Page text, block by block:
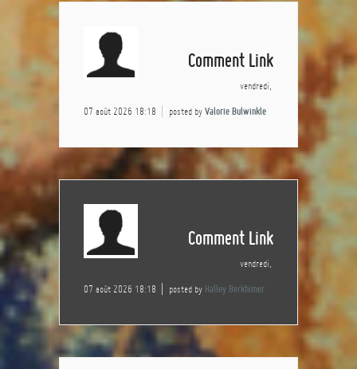
Comment Link
vendredi,
07 août 2026 18:18 posted by Valorie Bulwinkle
Comment Link
vendredi,
07 août 2026 18:18 posted by Halley Berkhimer